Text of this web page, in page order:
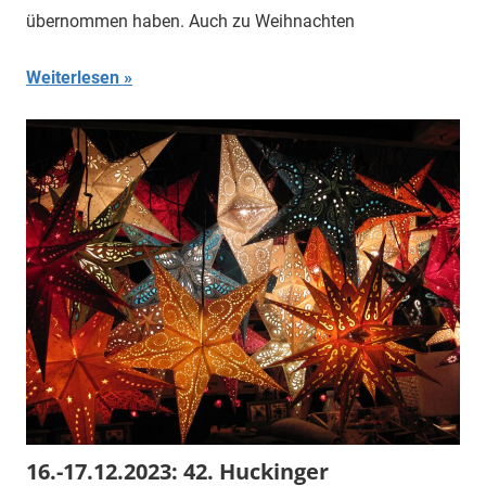
übernommen haben. Auch zu Weihnachten
Weiterlesen
16.-17.12.2023: 42. Huckinger